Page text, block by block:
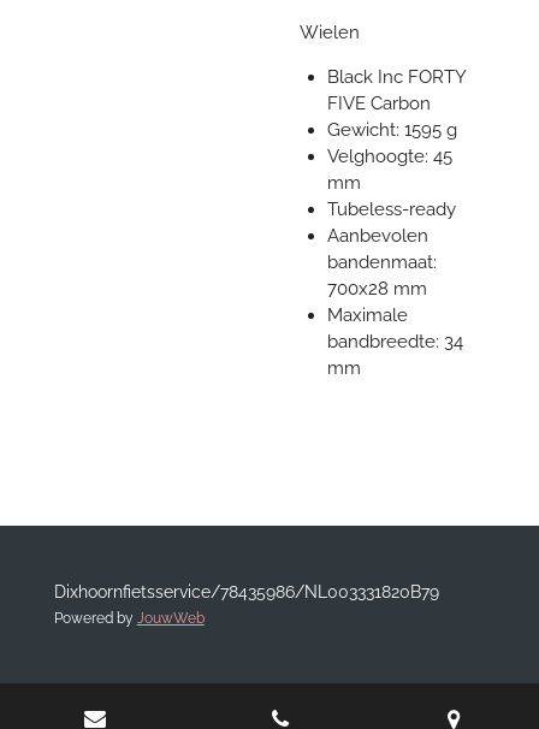
Wielen
Black Inc FORTY
FIVE Carbon
Gewicht: 1595 g
Velghoogte: 45
mm
Tubeless-ready
Aanbevolen
bandenmaat:
700x28 mm
Maximale
bandbreedte: 34
mm
Dixhoornfietsservice/78435986/NL003331820B79
Powered by JouwWeb